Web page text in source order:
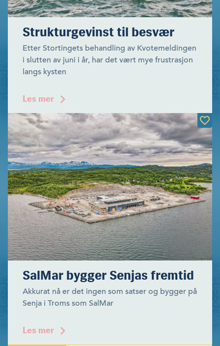
Strukturgevinst til besvær
Etter Stortingets behandling av Kvotemeldingen
i slutten av juni i år, har det vært mye frustrasjon
langs kysten
Les mer
SalMar bygger Senjas fremtid
Akkurat nå er det ingen som satser og bygger på
Senja i Troms som SalMar
Les mer